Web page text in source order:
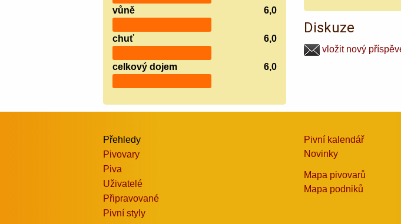
vůně 6,0
chuť 6,0
celkový dojem 6,0
Diskuze
vložit nový
Přehledy
Pivovary
Piva
Uživatelé
Připravované
Pivní styly
Pivní kalendář
Novinky
Mapa pivovarů
Mapa podniků